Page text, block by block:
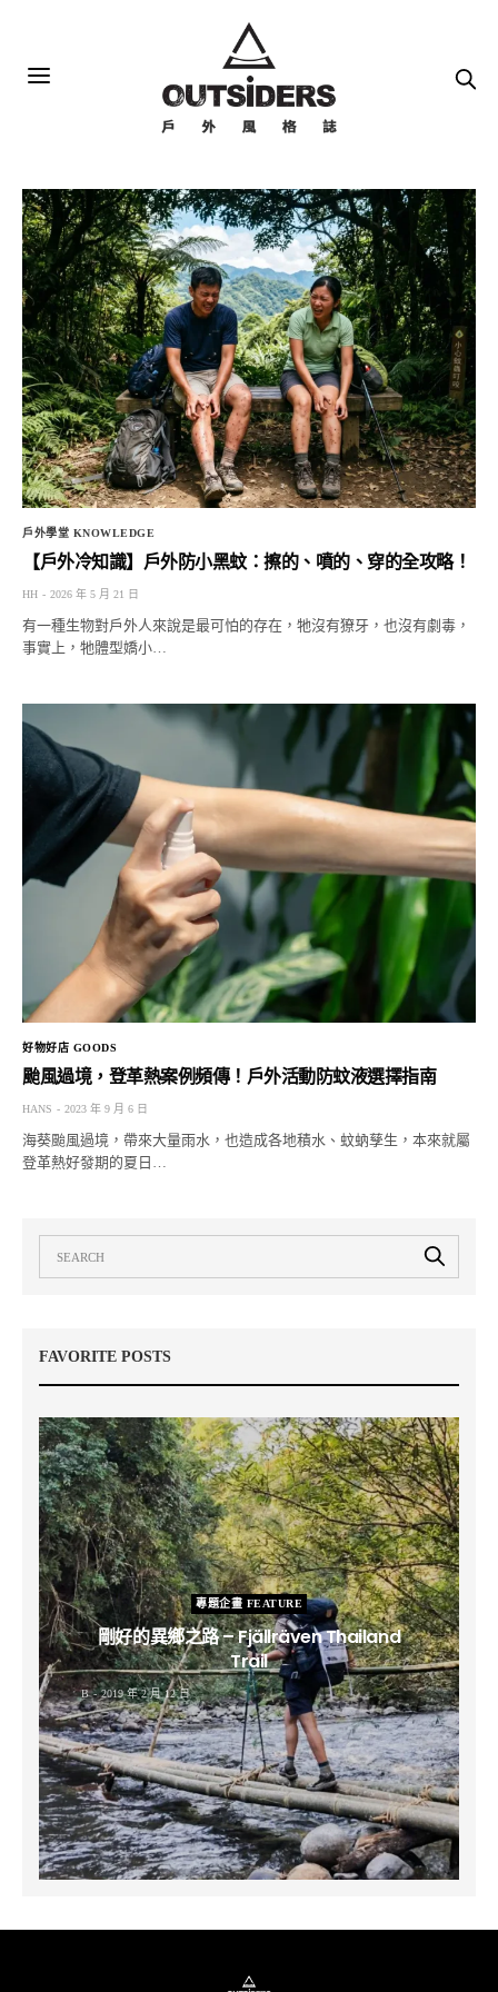
戶外學堂 KNOWLEDGE
【戶外冷知識】戶外防小黑蚊：擦的、噴的、穿的全攻略！
HH 2026 年 5 月 21 日
有一種生物對戶外人來說是最可怕的存在，牠沒有獠牙，也沒有劇毒，
事實上，牠體型嬌小…
好物好店 GOODS
颱風過境，登革熱案例頻傳！戶外活動防蚊液選擇指南
HANS 2023 年 9 月 6 日
海葵颱風過境，帶來大量雨水，也造成各地積水、蚊蚋孳生，本來就屬
登革熱好發期的夏日…
FAVORITE POSTS
專題企畫 FEATURE
剛好的異鄉之路 – Fjällräven Thailand
Trail
B 2019 年 2 月 12 日